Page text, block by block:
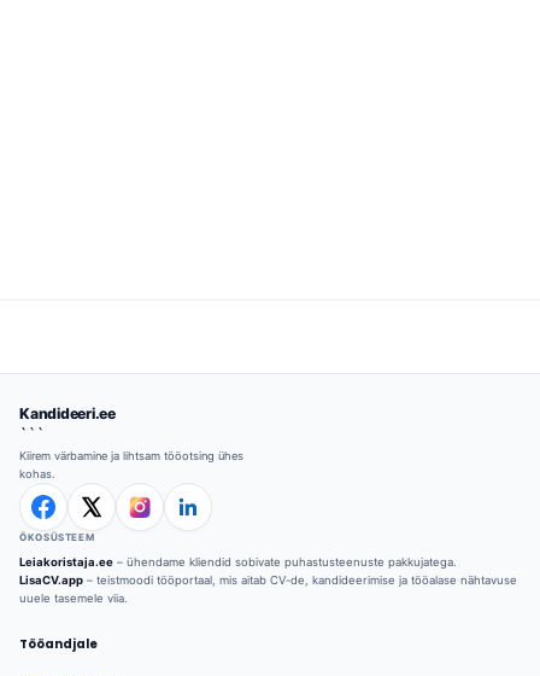
Kandideeri.ee
```
Kiirem värbamine ja lihtsam tööotsing ühes
kohas.
ÖKOSÜSTEEM
Leiakoristaja.ee – ühendame kliendid sobivate puhastusteenuste pakkujatega.
LisaCV.app – teistmoodi tööportaal, mis aitab CV-de, kandideerimise ja tööalase nähtavuse
uuele tasemele viia.
Tööandjale